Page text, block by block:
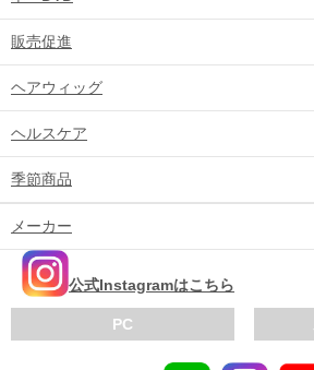
販売促進
ヘアウィッグ
ヘルスケア
季節商品
メーカー
公式Instagramはこちら
PC